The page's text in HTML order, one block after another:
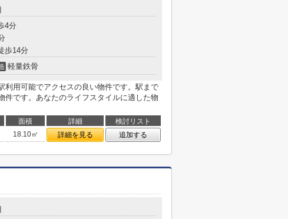
4分
歩14分
軽量鉄骨
利用可能でアクセスの良い物件です。駅まで
件です。あなたのライフスタイルに適した物
面積 詳細
検討リスト
18.10㎡ 詳細を見る 追加する